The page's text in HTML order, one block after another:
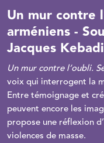
Un mur contre
arméniens -
Jacques
Un mur contre l’oubli.
voix qui interrogent la
Entre témoignage et
peuvent encore les
propose une réflexion
violences de masse.